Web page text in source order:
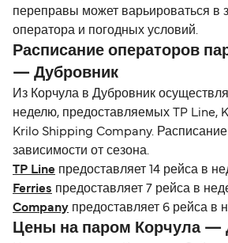
переправы может варьироваться в
оператора и погодных условий.
Расписание операторов
— Дубровник
Из Корчула в Дубровник
неделю, предоставляемых TP Line,
Krilo Shipping Company.
зависимости от сезона.
TP Line предоставляет 14 рейса в
Ferries предоставляет 7 рейса в
Company предоставляет 6 рейса в
Цены на паром Корчула —